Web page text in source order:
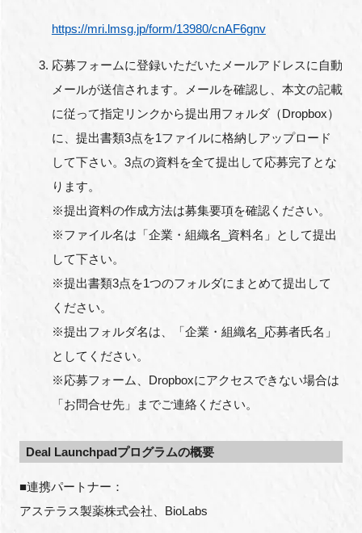
https://mri.lmsg.jp/form/13980/cnAF6gnv
応募フォームに登録いただいたメールアドレスに自動
メールが送信されます。メールを確認し、本文の記載
に従って指定リンクから提出用フォルダ（Dropbox）
に、提出書類3点を1ファイルに格納しアップロード
して下さい。3点の資料を全て提出して応募完了とな
ります。
※提出資料の作成方法は募集要項を確認ください。
※ファイル名は「企業・組織名_資料名」として提出
して下さい。
※提出書類3点を1つのフォルダにまとめて提出して
ください。
※提出フォルダ名は、「企業・組織名_応募者氏名」
としてください。
※応募フォーム、Dropboxにアクセスできない場合は
「お問合せ先」までご連絡ください。
Deal Launchpadプログラムの概要
■連携パートナー：
アステラス製薬株式会社、BioLabs